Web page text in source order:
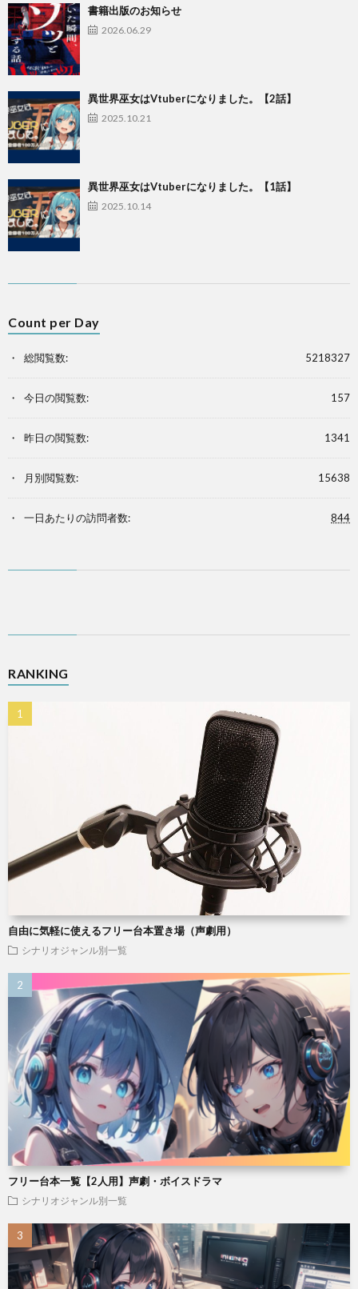
書籍出版のお知らせ
2026.06.29
異世界巫女はVtuberになりました。【2話】
2025.10.21
異世界巫女はVtuberになりました。【1話】
2025.10.14
Count per Day
5218327
総閲覧数:
157
今日の閲覧数:
1341
昨日の閲覧数:
15638
月別閲覧数:
844
一日あたりの訪問者数:
RANKING
自由に気軽に使えるフリー台本置き場（声劇用）
シナリオジャンル別一覧
フリー台本一覧【2人用】声劇・ボイスドラマ
シナリオジャンル別一覧